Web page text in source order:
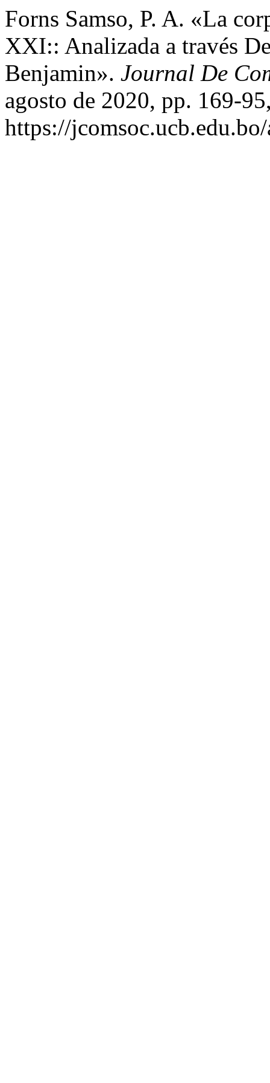
Forns Samso, P. A. «La
XXI:: Analizada a través
Benjamin». Journal De
agosto de 2020, pp. 169-
https://